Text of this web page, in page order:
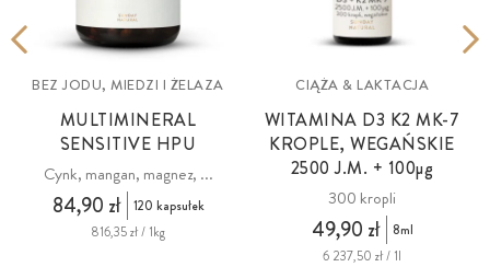
BEZ JODU, MIEDZI I ŻELAZA
MULTIMINERAL
SENSITIVE HPU
Cynk, mangan, magnez, ...
84,90 zł
120 kapsułek
816,35 zł / 1kg
CIĄŻA & LAKTACJA
WITAMINA D3 K2 MK-7
KROPLE, WEGAŃSKIE
2500 J.M. + 100µg
300 kropli
49,90 zł
8ml
6 237,50 zł / 1l